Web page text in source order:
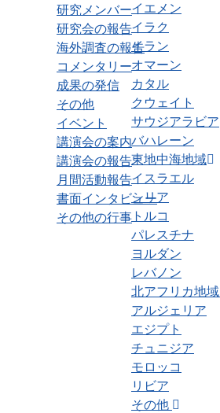
研究メンバー
研究会の報告
海外調査の報告
コメンタリー
成果の発信
その他
イベント
講演会の案内
講演会の報告
月間活動報告
書面インタビュー
その他の行事
イエメン
イラク
イラン
オマーン
カタル
クウェイト
サウジアラビア
バハレーン
東地中海地域
イスラエル
シリア
トルコ
パレスチナ
ヨルダン
レバノン
北アフリカ地域
アルジェリア
エジプト
チュニジア
モロッコ
リビア
その他